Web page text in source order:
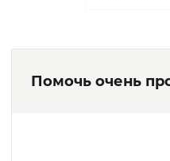
Работает комната
Помочь очень